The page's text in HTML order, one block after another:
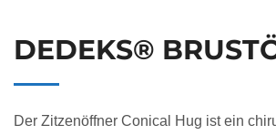
DEDEKS®
Der Zitzenöffner Conical Hug ist ein